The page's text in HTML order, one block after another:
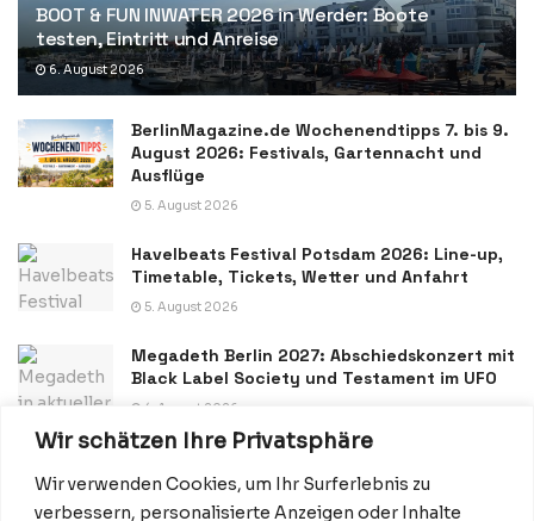
Wir schätzen Ihre Privatsphäre
Wir verwenden Cookies, um Ihr Surferlebnis zu
verbessern, personalisierte Anzeigen oder Inhalte
BOOT & FUN INWATER 2026 in Werder: Boote
testen, Eintritt und Anreise
6. August 2026
BerlinMagazine.de Wochenendtipps 7. bis 9.
August 2026: Festivals, Gartennacht und
Ausflüge
5. August 2026
Havelbeats Festival Potsdam 2026: Line-up,
Timetable, Tickets, Wetter und Anfahrt
5. August 2026
Megadeth Berlin 2027: Abschiedskonzert mit
Black Label Society und Testament im UFO
4. August 2026